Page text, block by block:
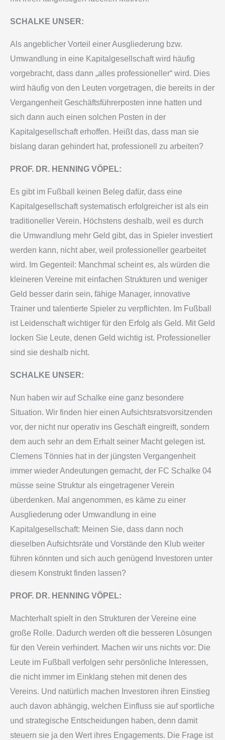
SCHALKE UNSER:
Als angeblicher Vorteil einer Ausgliederung bzw.
Umwandlung in eine Kapitalgesellschaft wird häufig
vorgebracht, dass dann „alles professioneller“ wird. Dies
wird häufig von den Leuten vorgetragen, die bereits in der
Vergangenheit Geschäftsführerposten inne hatten und
sich dann auch einen solchen Posten in der
Kapitalgesellschaft erhoffen. Heißt das, dass man sie
bislang daran gehindert hat, professionell zu arbeiten?
PROF. DR. HENNING VÖPEL:
Es gibt im Fußball keinen Beleg dafür, dass eine
Kapitalgesellschaft systematisch erfolgreicher ist als ein
traditioneller Verein. Höchstens deshalb, weil es durch
die Umwandlung mehr Geld gibt, das in Spieler investiert
werden kann, nicht aber, weil professioneller gearbeitet
wird. Im Gegenteil: Manchmal scheint es, als würden die
kleineren Vereine mit einfachen Strukturen und weniger
Geld besser darin sein, fähige Manager, innovative
Trainer und talentierte Spieler zu verpflichten. Im Fußball
ist Leidenschaft wichtiger für den Erfolg als Geld. Mit Geld
locken Sie Leute, denen Geld wichtig ist. Professioneller
sind sie deshalb nicht.
SCHALKE UNSER:
Nun haben wir auf Schalke eine ganz besondere
Situation. Wir finden hier einen Aufsichtsratsvorsitzenden
vor, der nicht nur operativ ins Geschäft eingreift, sondern
dem auch sehr an dem Erhalt seiner Macht gelegen ist.
Clemens Tönnies hat in der jüngsten Vergangenheit
immer wieder Andeutungen gemacht, der FC Schalke 04
müsse seine Struktur als eingetragener Verein
überdenken. Mal angenommen, es käme zu einer
Ausgliederung oder Umwandlung in eine
Kapitalgesellschaft: Meinen Sie, dass dann noch
dieselben Aufsichtsräte und Vorstände den Klub weiter
führen könnten und sich auch genügend Investoren unter
diesem Konstrukt finden lassen?
PROF. DR. HENNING VÖPEL:
Machterhalt spielt in den Strukturen der Vereine eine
große Rolle. Dadurch werden oft die besseren Lösungen
für den Verein verhindert. Machen wir uns nichts vor: Die
Leute im Fußball verfolgen sehr persönliche Interessen,
die nicht immer im Einklang stehen mit denen des
Vereins. Und natürlich machen Investoren ihren Einstieg
auch davon abhängig, welchen Einfluss sie auf sportliche
und strategische Entscheidungen haben, denn damit
steuern sie ja den Wert ihres Engagements. Die Frage ist